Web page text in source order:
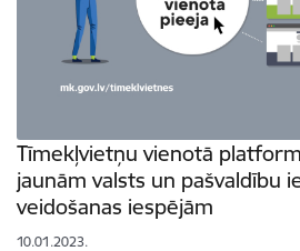
Tīmekļvietņu vienotā
jaunām valsts un pašvaldību
veidošanas iespējām
10.01.2023.